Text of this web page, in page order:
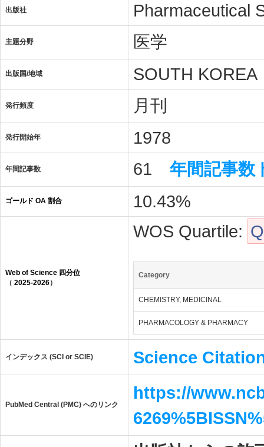
出版社 Pharmaceutical
主題分野 医学
出版国/地域 SOUTH KOREA
発行頻度 月刊
発行開始年 1978
年間記事数 61 年間記事数
ゴールド OA 割合 10.43%
Web of Science 四分位
（ 2025-2026）
WOS Quartile:
Category
CHEMISTRY, MEDICINAL
PHARMACOLOGY & PHARMACY
インデックス (SCI or SCIE) Science
PubMed Central (PMC) へのリンク
https://